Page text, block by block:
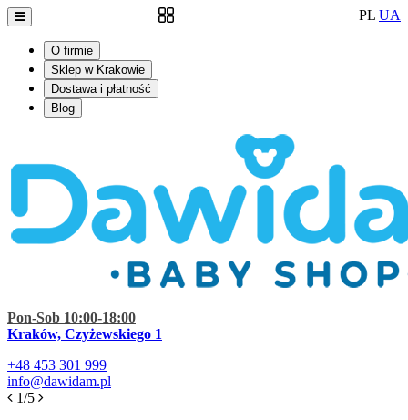
O firmie
Sklep w Krakowie
Dostawa i płatność
Blog
PL UA
Pon-Sob 10:00-18:00
Kraków, Czyżewskiego 1
+48 453 301 999
info@dawidam.pl
1/5